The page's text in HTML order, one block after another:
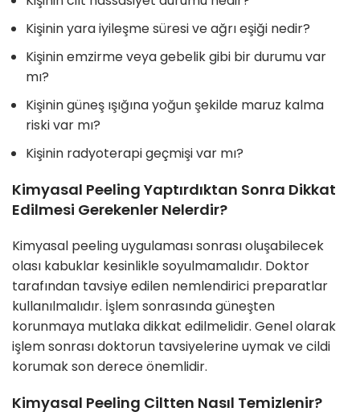
Kişinin yara iyileşme süresi ve ağrı eşiği nedir?
Kişinin emzirme veya gebelik gibi bir durumu var
mı?
Kişinin güneş ışığına yoğun şekilde maruz kalma
riski var mı?
Kişinin radyoterapi geçmişi var mı?
Kimyasal Peeling Yaptırdıktan Sonra Dikkat
Edilmesi Gerekenler Nelerdir?
Kimyasal peeling uygulaması sonrası oluşabilecek
olası kabuklar kesinlikle soyulmamalıdır. Doktor
tarafından tavsiye edilen nemlendirici preparatlar
kullanılmalıdır. İşlem sonrasında güneşten
korunmaya mutlaka dikkat edilmelidir. Genel olarak
işlem sonrası doktorun tavsiyelerine uymak ve cildi
korumak son derece önemlidir.
Kimyasal Peeling Ciltten Nasıl Temizlenir?